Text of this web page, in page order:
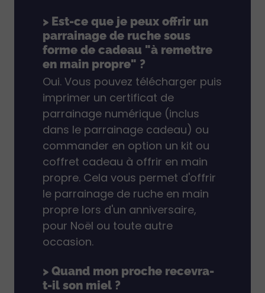
> Est-ce que je peux offrir un
parrainage de ruche sous
forme de cadeau "à remettre
en main propre" ?
Oui. Vous pouvez télécharger puis
imprimer un certificat de
parrainage numérique (inclus
dans le parrainage cadeau) ou
commander en option un kit ou
coffret cadeau à offrir en main
propre. Cela vous permet d'offrir
le parrainage de ruche en main
propre lors d'un anniversaire,
pour Noël ou toute autre
occasion.
> Quand mon proche recevra-
t-il son miel ?